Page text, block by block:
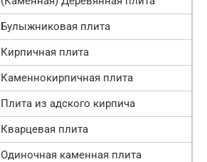
Булыжниковая плита
Кирпичная плита
Каменнокирпичная плита
Плита из адского кирпича
Кварцевая плита
Одиночная каменная плита